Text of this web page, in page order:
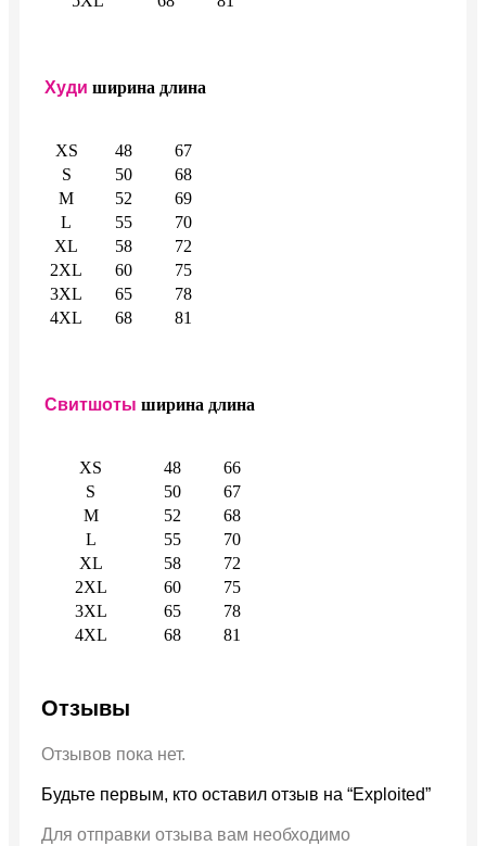
Худи ширина длина
XS 48
67
S
50
68
M
52
69
L
55
70
XL
58
72
2XL
60
75
3XL
65
78
4XL
68 81
Свитшоты ширина длина
XS 48
66
S
50
67
M
52
68
L
55
70
XL
58
72
2XL
60
75
3XL
65
78
4XL
68 81
Отзывы
Отзывов пока нет.
Будьте первым, кто оставил отзыв на “Exploited”
Для отправки отзыва вам необходимо